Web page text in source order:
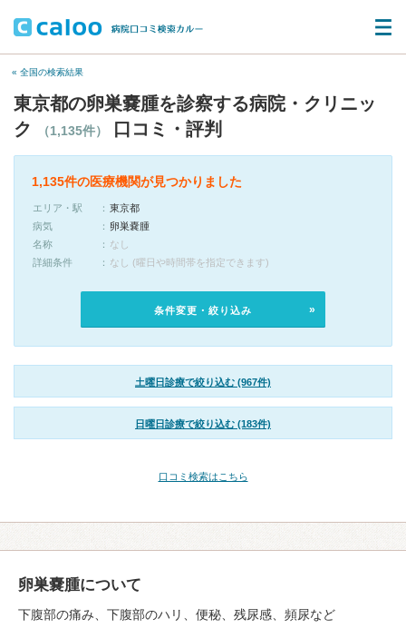
« 全国の検索結果
東京都の卵巣嚢腫を診察する病院・クリニッ
ク
（1,135件） 口コミ・評判
1,135件の医療機関が見つかりました
エリア・駅
東京都
病気
卵巣嚢腫
名称
なし
詳細条件
なし (曜日や時間帯を指定できます)
条件変更・絞り込み
土曜日診療で絞り込む (967件)
日曜日診療で絞り込む (183件)
口コミ検索はこちら
卵巣嚢腫について
下腹部の痛み、下腹部のハリ、便秘、残尿感、頻尿など